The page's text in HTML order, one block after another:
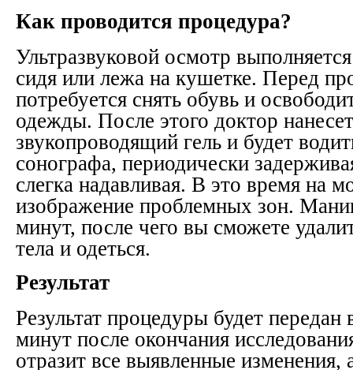
Как проводится процедура?
Ультразвуковой осмотр
сидя или лежа на кушетке. Перед
потребуется снять обувь и
одежды. После этого доктор
звукопроводящий гель и будет
сонографа, периодически
слегка надавливая. В это время на
изображение проблемных зон.
минут, после чего вы сможете
тела и одеться.
Результат
Результат процедуры будет
минут после окончания
отразит все выявленные